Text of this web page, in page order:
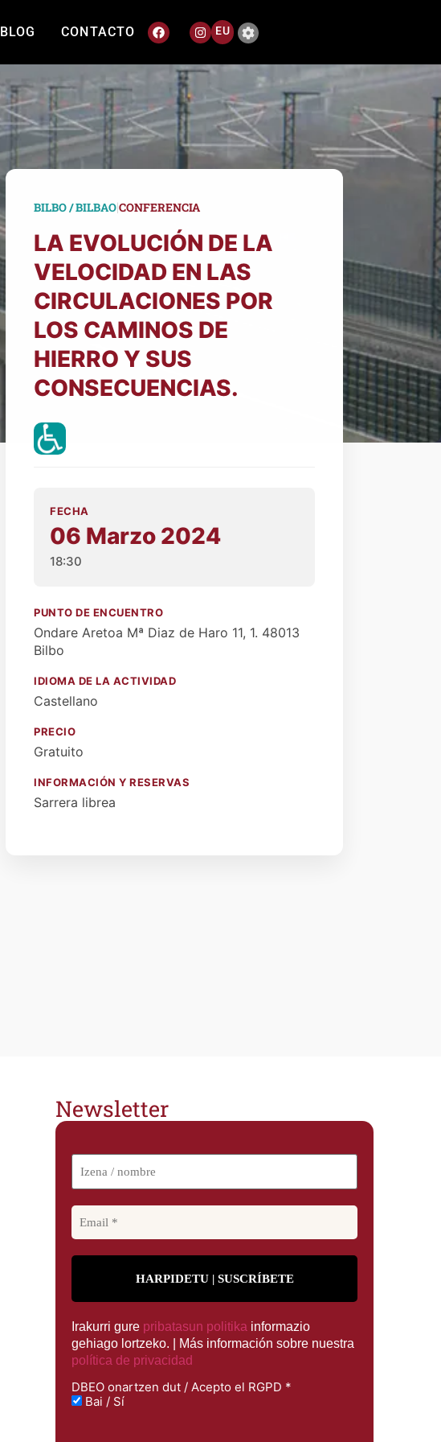
BLOG CONTACTO EU
BILBO / BILBAO|CONFERENCIA
LA EVOLUCIÓN DE LA
VELOCIDAD EN LAS
CIRCULACIONES POR
LOS CAMINOS DE
HIERRO Y SUS
CONSECUENCIAS.
FECHA
06 Marzo 2024
18:30
PUNTO DE ENCUENTRO
Ondare Aretoa Mª Diaz de Haro 11, 1. 48013
Bilbo
IDIOMA DE LA ACTIVIDAD
Castellano
PRECIO
Gratuito
INFORMACIÓN Y RESERVAS
Sarrera librea
Newsletter
Irakurri gure pribatasun politika informazio
gehiago lortzeko. | Más información sobre nuestra
política de privacidad
DBEO onartzen dut / Acepto el RGPD *
Bai / Sí